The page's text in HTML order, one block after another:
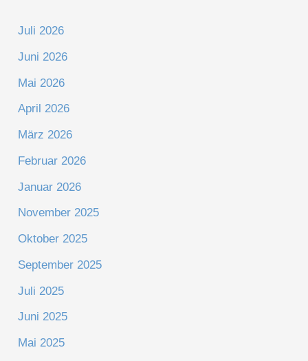
Juli 2026
Juni 2026
Mai 2026
April 2026
März 2026
Februar 2026
Januar 2026
November 2025
Oktober 2025
September 2025
Juli 2025
Juni 2025
Mai 2025